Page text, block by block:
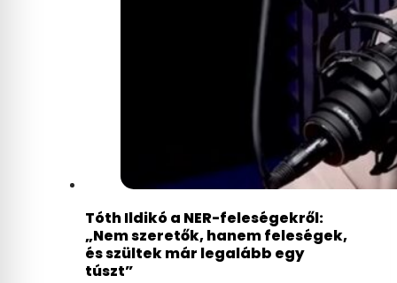
Tóth Ildikó a NER-feleségekről:
„Nem szeretők, hanem feleségek,
és szültek már legalább egy
túszt”